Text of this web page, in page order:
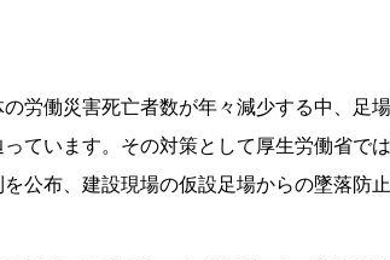
労働災害死亡者数が年々減少する中、足
ています。その対策として厚生労働省で
公布、建設現場の仮設足場からの墜落防